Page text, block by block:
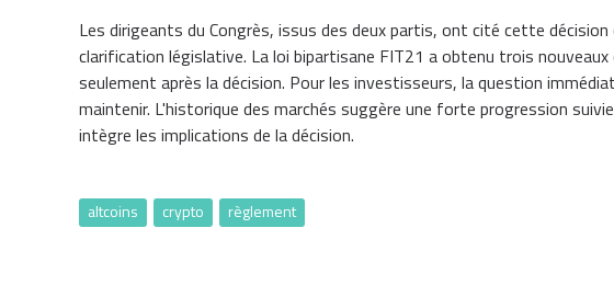
Les dirigeants du Congrès, issus des deux partis, ont cité cette décision
clarification législative. La loi bipartisane FIT21 a obtenu trois
seulement après la décision. Pour les investisseurs, la question
maintenir. L'historique des marchés suggère une forte progression
intègre les implications de la décision.
altcoins crypto règlement